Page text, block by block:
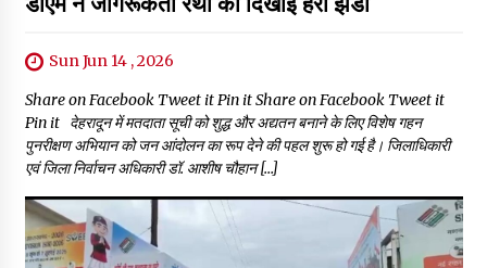
Sun Jun 14 , 2026
Share on Facebook Tweet it Pin it Share on Facebook Tweet it
Pin it देहरादून में मतदाता सूची को शुद्ध और अद्यतन बनाने के लिए विशेष गहन
पुनरीक्षण अभियान को जन आंदोलन का रूप देने की पहल शुरू हो गई है। जिलाधिकारी
एवं जिला निर्वाचन अधिकारी डॉ. आशीष चौहान […]